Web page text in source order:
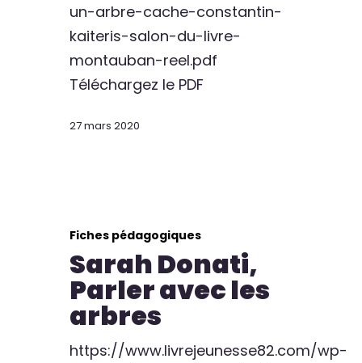
un-arbre-cache-constantin-
kaiteris-salon-du-livre-
montauban-reel.pdf
Téléchargez le PDF
27 mars 2020
Fiches pédagogiques
Sarah Donati,
Parler avec les
arbres
https://www.livrejeunesse82.com/wp-